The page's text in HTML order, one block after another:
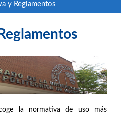
y Reglamentos
la normativa de uso más